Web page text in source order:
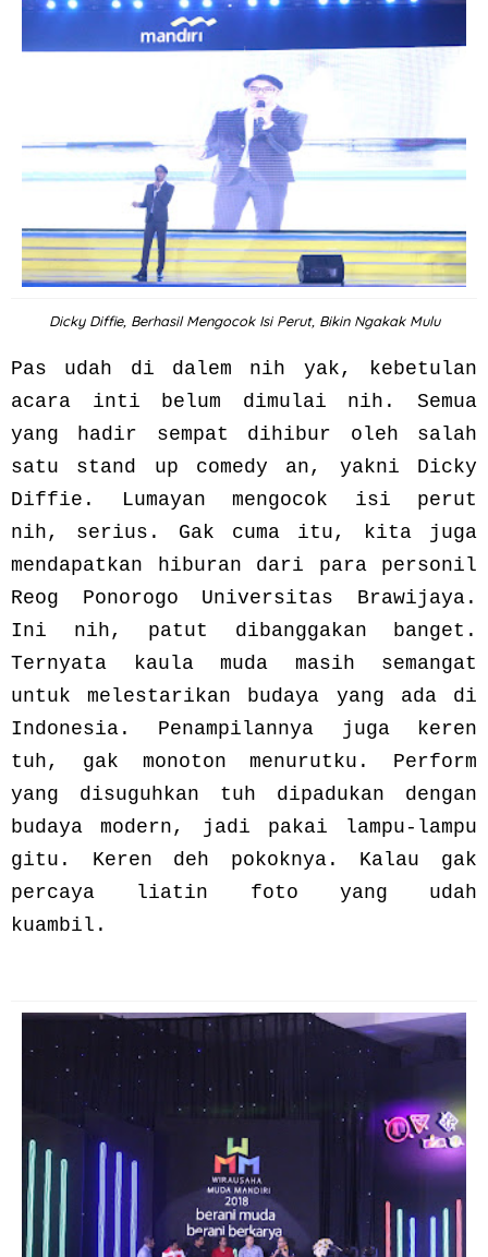
Dicky Diffie, Berhasil Mengocok Isi Perut, Bikin Ngakak Mulu
Pas udah di dalem nih yak, kebetulan
acara inti belum dimulai nih. Semua
yang hadir sempat dihibur oleh salah
satu stand up comedy an, yakni Dicky
Diffie. Lumayan mengocok isi perut
nih, serius. Gak cuma itu, kita juga
mendapatkan hiburan dari para personil
Reog Ponorogo Universitas Brawijaya.
Ini nih, patut dibanggakan banget.
Ternyata kaula muda masih semangat
untuk melestarikan budaya yang ada di
Indonesia. Penampilannya juga keren
tuh, gak monoton menurutku. Perform
yang disuguhkan tuh dipadukan dengan
budaya modern, jadi pakai lampu-lampu
gitu. Keren deh pokoknya. Kalau gak
percaya liatin foto yang udah
kuambil.